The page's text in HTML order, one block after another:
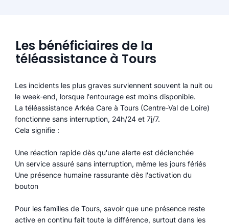
Les bénéficiaires de la
téléassistance à Tours
Les incidents les plus graves surviennent souvent la nuit ou
le week-end, lorsque l'entourage est moins disponible.
La téléassistance Arkéa Care à Tours (Centre-Val de Loire)
fonctionne sans interruption, 24h/24 et 7j/7.
Cela signifie :
Une réaction rapide dès qu'une alerte est déclenchée
Un service assuré sans interruption, même les jours fériés
Une présence humaine rassurante dès l'activation du
bouton
Pour les familles de Tours, savoir que une présence reste
active en continu fait toute la différence, surtout dans les